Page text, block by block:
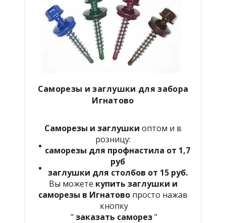
Саморезы и заглушки для забора
Игнатово
Саморезы и заглушки оптом и в
розницу:
саморезы для профнастила от 1,7
руб
заглушки для столбов от 15 руб.
Вы можете купить заглушки и
саморезы в Игнатово просто нажав
кнопку
" заказать саморез"